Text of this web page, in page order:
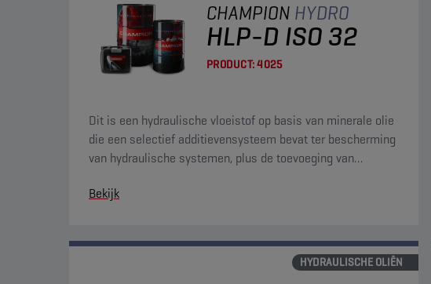
CHAMPION HYDRO
HLP-D ISO 32
PRODUCT:4025
Dit is een hydraulische vloeistof op basis van minerale olie
die een selectief additievensysteem bevat ter bescherming
van hydraulische systemen, plus de toevoeging van
Bekijk
HYDRAULISCHE OLIËN